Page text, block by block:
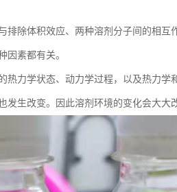
排除体积效应、两种溶剂分子间的相互
因素都有关。
力学状态、动力学过程，以及热力学
生改变。因此溶剂环境的变化会大大